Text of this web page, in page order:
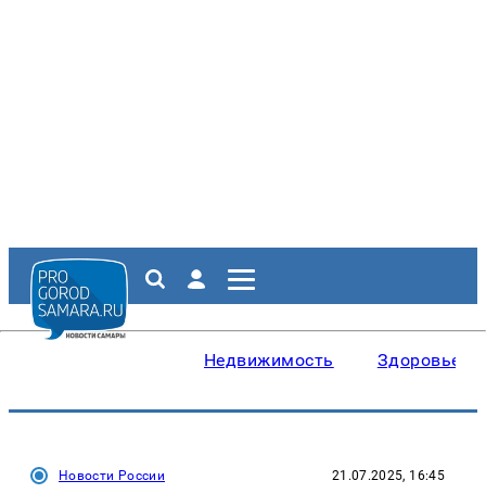
Недвижимость Здоровье
Новости России 21.07.2025, 16:45